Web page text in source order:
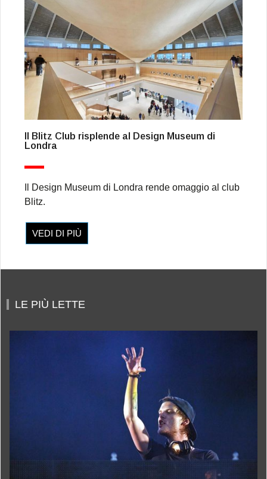
Il Blitz Club risplende al Design Museum di
Londra
Il Design Museum di Londra rende omaggio al club
Blitz.
VEDI DI PIÙ
LE PIÙ LETTE